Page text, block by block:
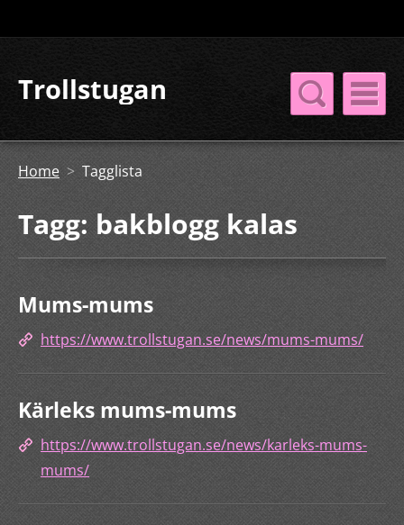
Trollstugan
Home > Tagglista
Tagg: bakblogg kalas
Mums-mums
https://www.trollstugan.se/news/mums-mums/
Kärleks mums-mums
https://www.trollstugan.se/news/karleks-mums-
mums/